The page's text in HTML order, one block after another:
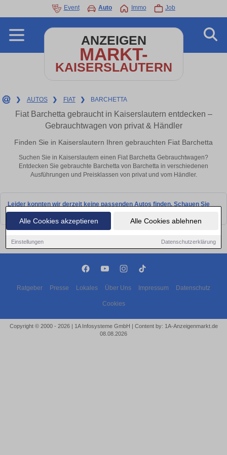
Alle Cookies akzeptieren Alle Cookies ablehnen
Einstellungen Datenschutzerklärung
Event Auto Immo Job
ANZEIGEN
MARKT-
KAISERSLAUTERN
❯ AUTOS ❯ FIAT ❯ BARCHETTA
Fiat Barchetta gebraucht in Kaiserslautern entdecken –
Gebrauchtwagen von privat & Händler
Finden Sie in Kaiserslautern Ihren gebrauchten Fiat Barchetta
Suchen Sie in Kaiserslautern einen Fiat Barchetta Gebrauchtwagen?
Entdecken Sie gebrauchte Barchetta von Barchetta in verschiedenen
Ausführungen und Preisklassen von privat und vom Händler.
Leider konnten wir derzeit keine passenden Autos finden. Schauen Sie
bald wieder vorbei!
Ratgeber Presse Lokales Über Uns Impressum Datenschutz
Cookies
Copyright © 2000 - 2026 | 1A Infosysteme GmbH | Content by: 1A-Anzeigenmarkt.de
08.08.2026